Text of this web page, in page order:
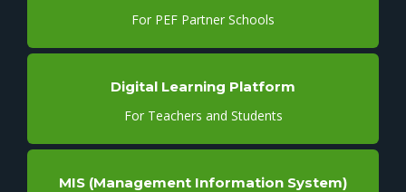
For PEF Partner Schools
Digital Learning Platform
For Teachers and Students
MIS (Management Information System)